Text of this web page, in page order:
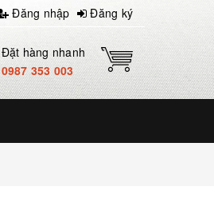
Đăng nhập Đăng ký
Đặt hàng nhanh
0987 353 003